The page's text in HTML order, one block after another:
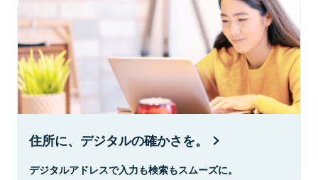
住所に、デジタルの確かさを。
デジタルアドレスで入力も検索もスムーズに。